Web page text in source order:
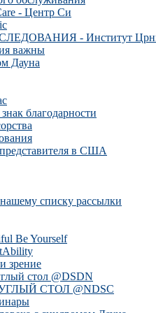
- Центр Си
- Институт
важны
Дауна
благодарности
в США
списку рассылки
Be Yourself
зрение
стол @DSDN
СТОЛ @NDSC